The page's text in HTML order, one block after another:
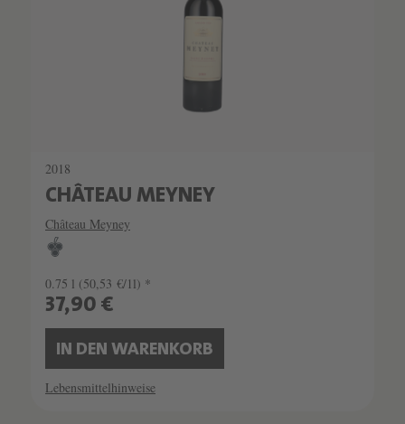
2018
CHÂTEAU MEYNEY
Château Meyney
0.75 l (50,53 €/1l) *
37,90 €
IN DEN WARENKORB
Lebensmittelhinweise